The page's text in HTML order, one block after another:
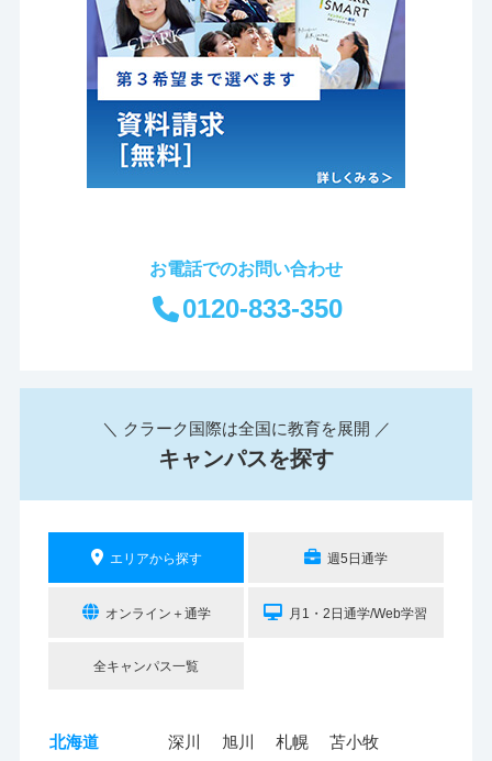
お電話でのお問い合わせ
0120-833-350
＼ クラーク国際は全国に教育を展開 ／
キャンパスを探す
エリアから探す 週5日通学
オンライン＋通学 月1・2日通学/Web学習
全キャンパス一覧
北海道 深川 旭川 札幌 苫小牧